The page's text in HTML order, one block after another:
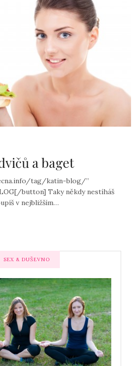
a baget
tag/katin-blog/”
button] Taky někdy nestíháš
v nejbližším…
SEX & DUŠEVNO